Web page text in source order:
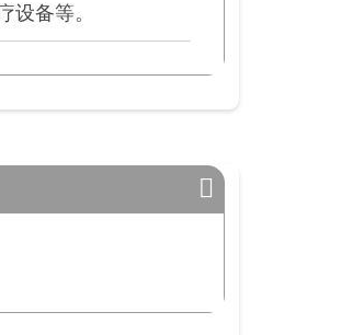
设备等。